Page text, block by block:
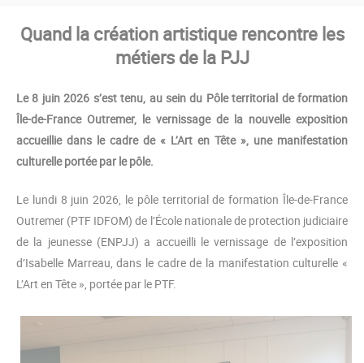
Quand la création artistique rencontre les
métiers de la PJJ
Le 8 juin 2026 s’est tenu, au sein du Pôle territorial de formation
Île-de-France Outremer, le vernissage de la nouvelle exposition
accueillie dans le cadre de « L’Art en Tête », une manifestation
culturelle portée par le pôle.
Le lundi 8 juin 2026, le pôle territorial de formation Île-de-France
Outremer (PTF IDFOM) de l’École nationale de protection judiciaire
de la jeunesse (ENPJJ) a accueilli le vernissage de l’exposition
d’Isabelle Marreau, dans le cadre de la manifestation culturelle «
L’Art en Tête », portée par le PTF.